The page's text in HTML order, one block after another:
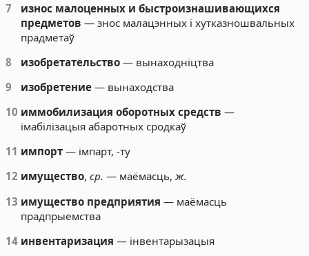
7
износ малоценных и быстроизнашивающихся
предметов — знос малацэнных і хутказношвальных
прадметаў
8
изобретательство — вынаходніцтва
9
изобретение — вынаходства
10 иммобилизация оборотных средств —
імабілізацыя абаротных сродкаў
11 импорт — імпарт, -ту
12 имущество,ср. — маёмасць,ж.
13 имущество предприятия — маёмасць
прадпрыемства
14 инвентаризация — інвентарызацыя